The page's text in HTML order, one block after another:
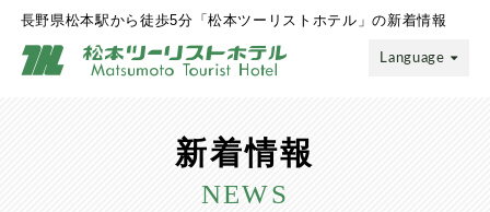
長野県松本駅から徒歩5分「松本ツーリストホテル」の新着情報
Language
新着情報
NEWS